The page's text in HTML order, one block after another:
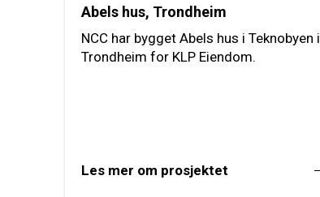
Abels hus, Trondheim
NCC har bygget Abels hus i Teknobyen i
Trondheim for KLP Eiendom.
Les mer om prosjektet